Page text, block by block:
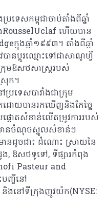
ទេសកម្ពុជាចាប់តាំងពីឆ្នាំ
ហើយបាន
ក្នុងឆ្នាំ១៩៩៣។ តាំងពីឆ្នាំ
ានប្តូរឈ្មោះទៅជាសាណូហ្វី
ក្រុមឱសថសាស្រ្តរបស់
រុក។
ទេសបារាំងជាក្រុម
យបានរកឃើញនិងកែច្នៃ
ោតសំខាន់លើតម្រូវការរបស់
ានចំណុចស្នូលសំខាន់ៗ
នដូចជា៖ ដំណោះ ស្រាយនៃ
, ឱសថទូទៅ, ទីផ្សារកំពុង
Pasteur and
ញ្ជីនៅ
និងនៅទីក្រុងញូវយ៉ក(NYSE: